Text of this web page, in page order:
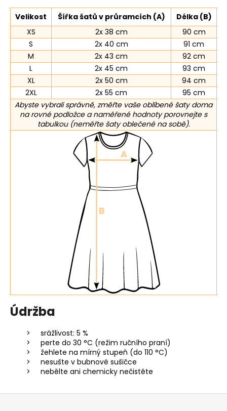
Velikost Šířka šatů v průramcích (A)
Délka (B)
XS
2x 38 cm
90 cm
S
2x 40 cm
91 cm
M
2x 43 cm
92 cm
L
2x 45 cm
93 cm
XL
2x 50 cm
94 cm
2XL
2x 55 cm
95 cm
Abyste vybrali správně, změřte vaše oblíbené šaty doma
na rovné podložce a naměřené hodnoty porovnejte s
tabulkou (neměřte šaty oblečené na sobě).
Údržba
srážlivost: 5 %
perte do 30 °C (režim ručního praní)
žehlete na mírný stupeň (do 110 °C)
nesušte v bubnové sušičce
nebělte ani chemicky nečistěte
Z